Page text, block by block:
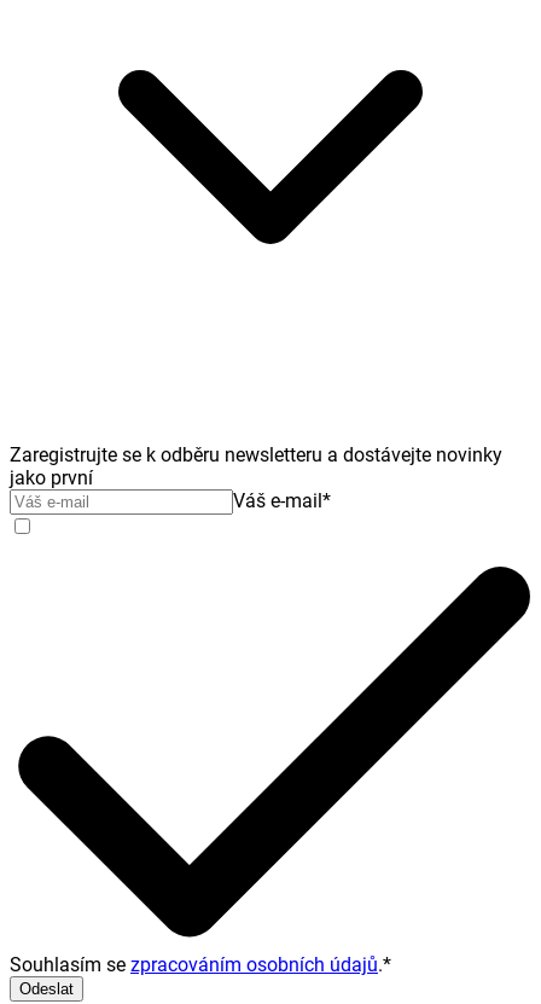
Zaregistrujte se k odběru newsletteru a dostávejte novinky
jako první
Váš e-mail*
Souhlasím se zpracováním osobních údajů.*
Odeslat